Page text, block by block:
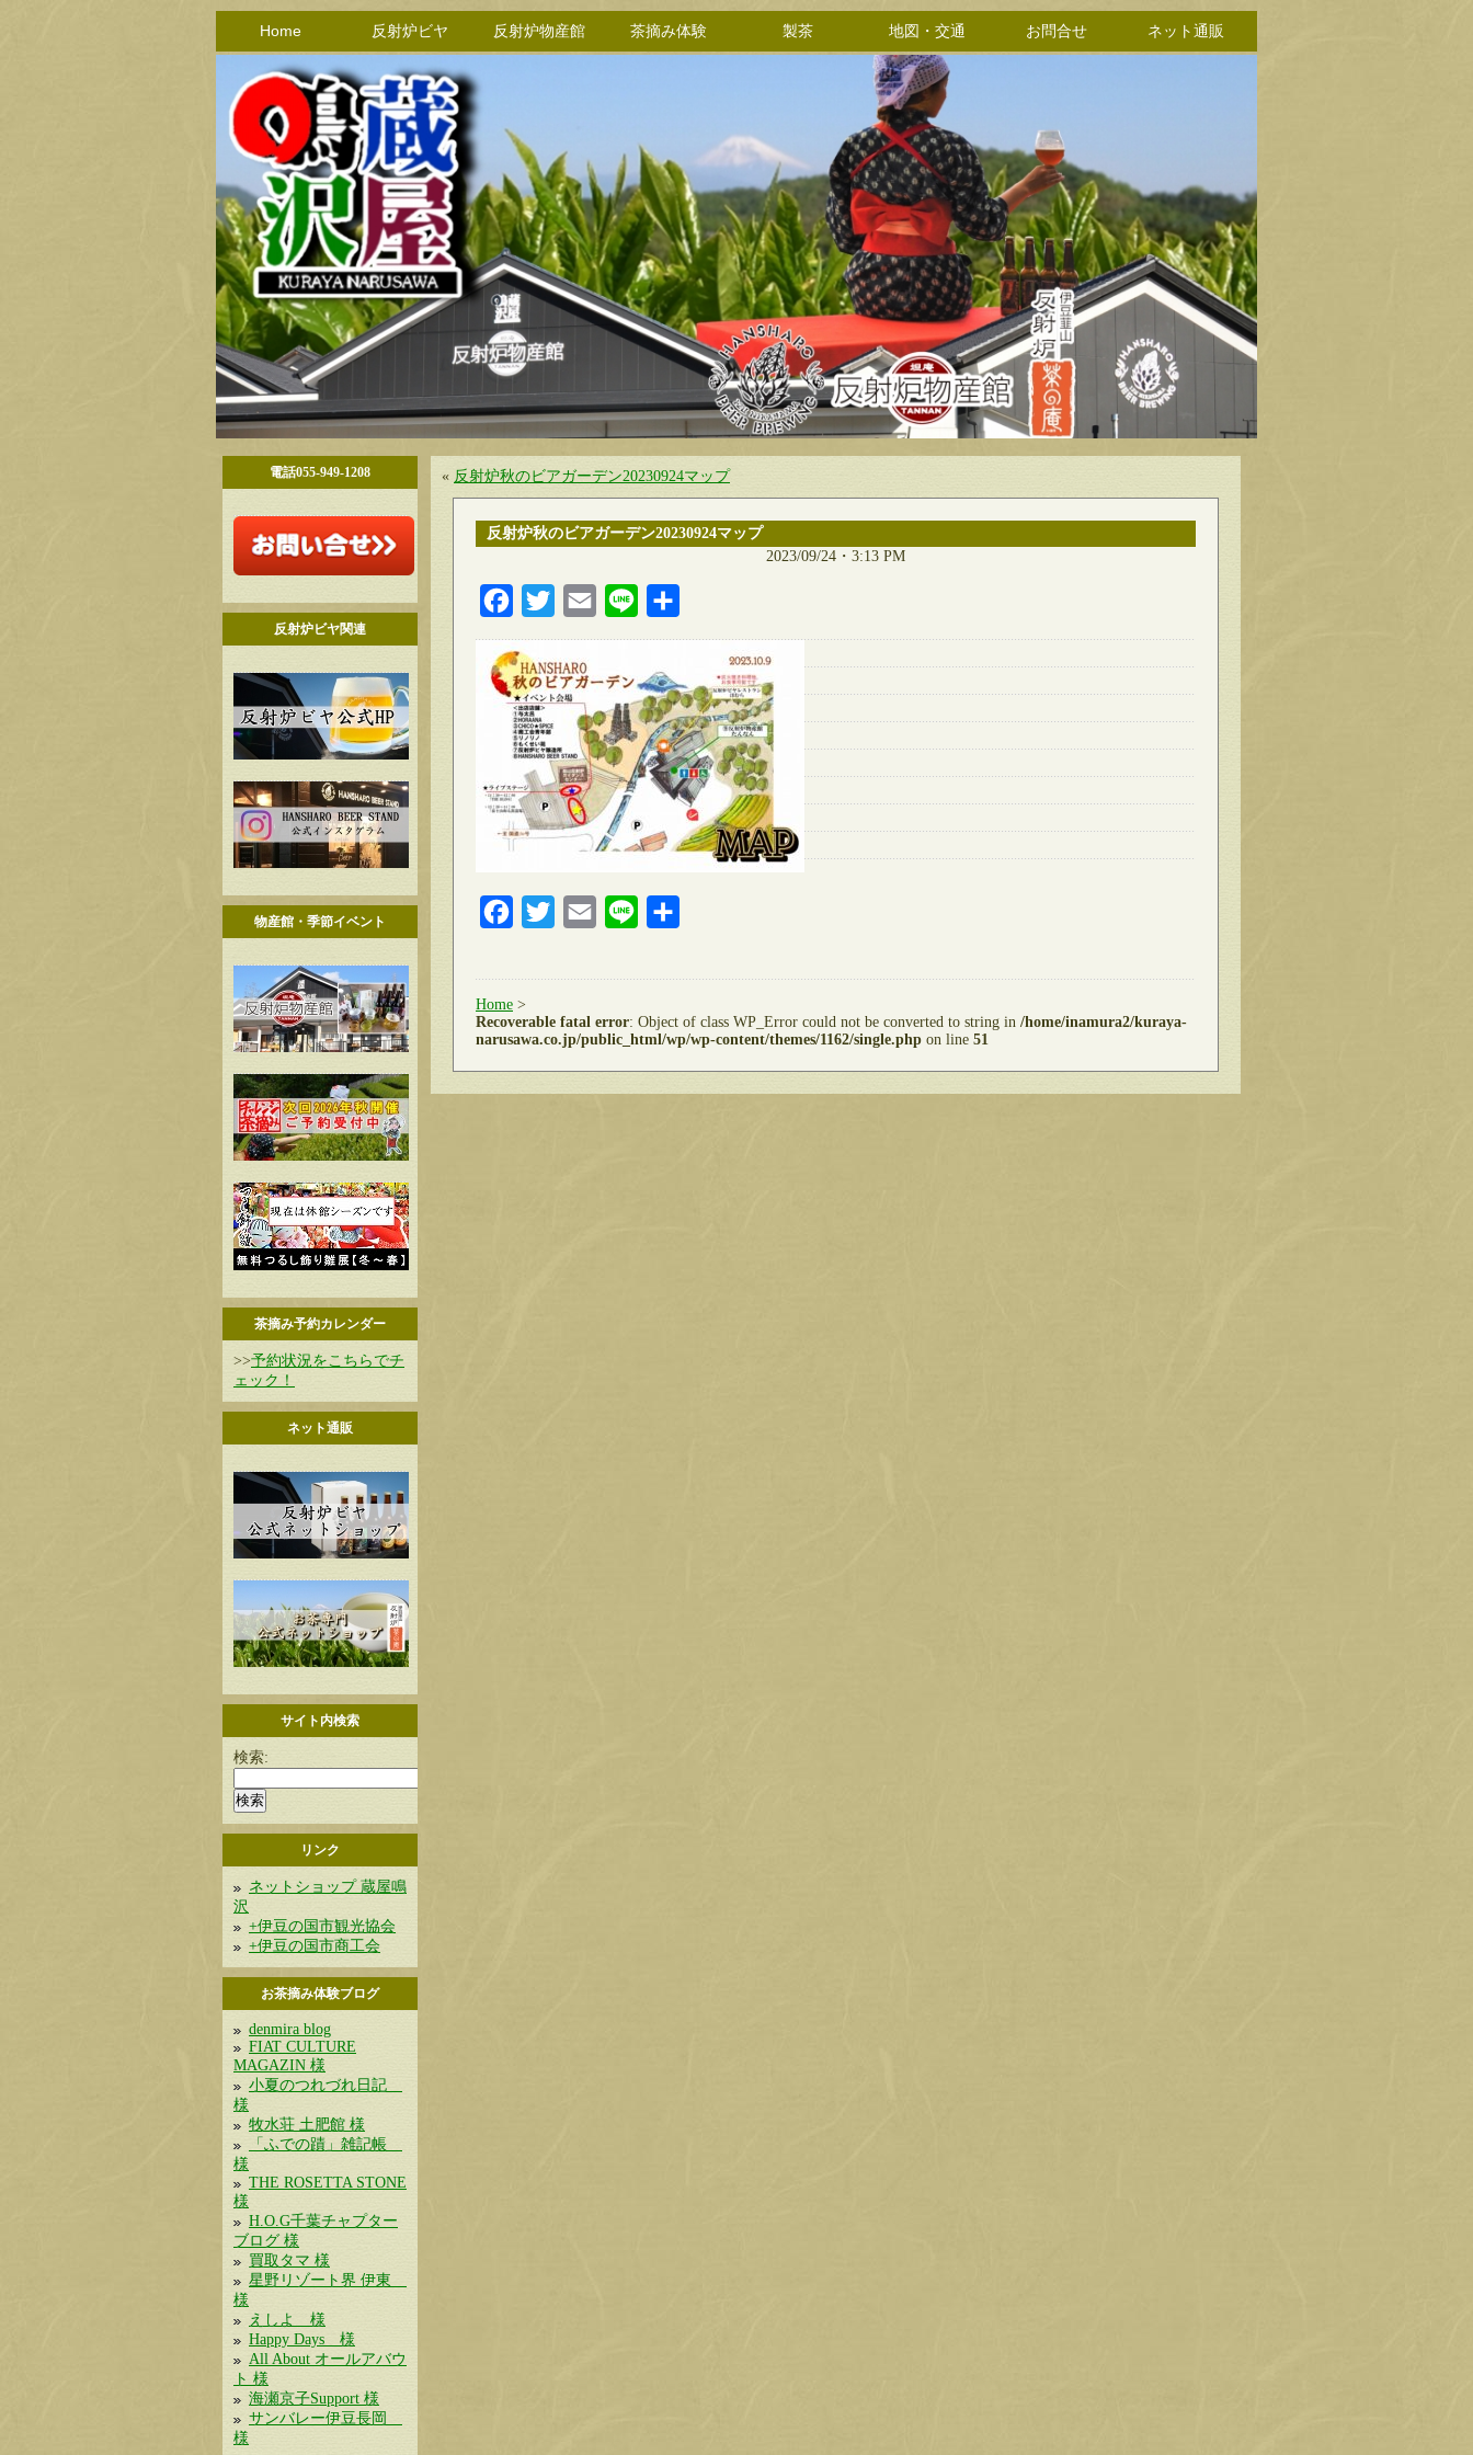
Home 反射炉ビヤ 反射炉物産館 茶摘み体験 製茶 地図・交通 お問合せ ネット通販
電話055-949-1208
反射炉ビヤ関連
物産館・季節イベント
茶摘み予約カレンダー
>>予約状況をこちらでチ
ェック！
ネット通販
サイト内検索
検索:
リンク
ネットショップ 蔵屋鳴
沢
+伊豆の国市観光協会
+伊豆の国市商工会
お茶摘み体験ブログ
denmira blog
FIAT CULTURE
MAGAZIN 様
小夏のつれづれ日記
様
牧水荘 土肥館 様
「ふでの蹟」雑記帳
様
THE ROSETTA STONE
様
H.O.G千葉チャプター
ブログ 様
買取タマ 様
星野リゾート界 伊東
様
えしよ 様
Happy Days 様
All About オールアバウ
ト 様
海瀬京子Support 様
サンバレー伊豆長岡
様
« 反射炉秋のビアガーデン20230924マップ
反射炉秋のビアガーデン20230924マップ
2023/09/24・3:13 PM
FacebookTwitter Email Line
FacebookTwitter Email Line
Home >
Recoverable fatal error: Object of class WP_Error could not be converted to string in /home/inamura2/kuraya-
narusawa.co.jp/public_html/wp/wp-content/themes/1162/single.php on line 51